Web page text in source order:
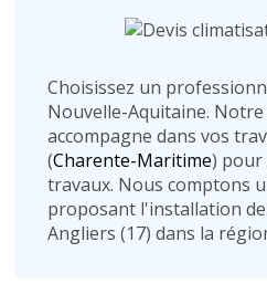
Choisissez un
Nouvelle-Aquitaine.
accompagne dans vos
(Charente-Maritime) pour
travaux. Nous comptons
proposant l'installation
Angliers (17) dans la